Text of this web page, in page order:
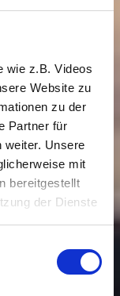
wie z.B. Videos
Website zu
zu der
Partner für
weiter. Unsere
mit
bereitgestellt
der Dienste